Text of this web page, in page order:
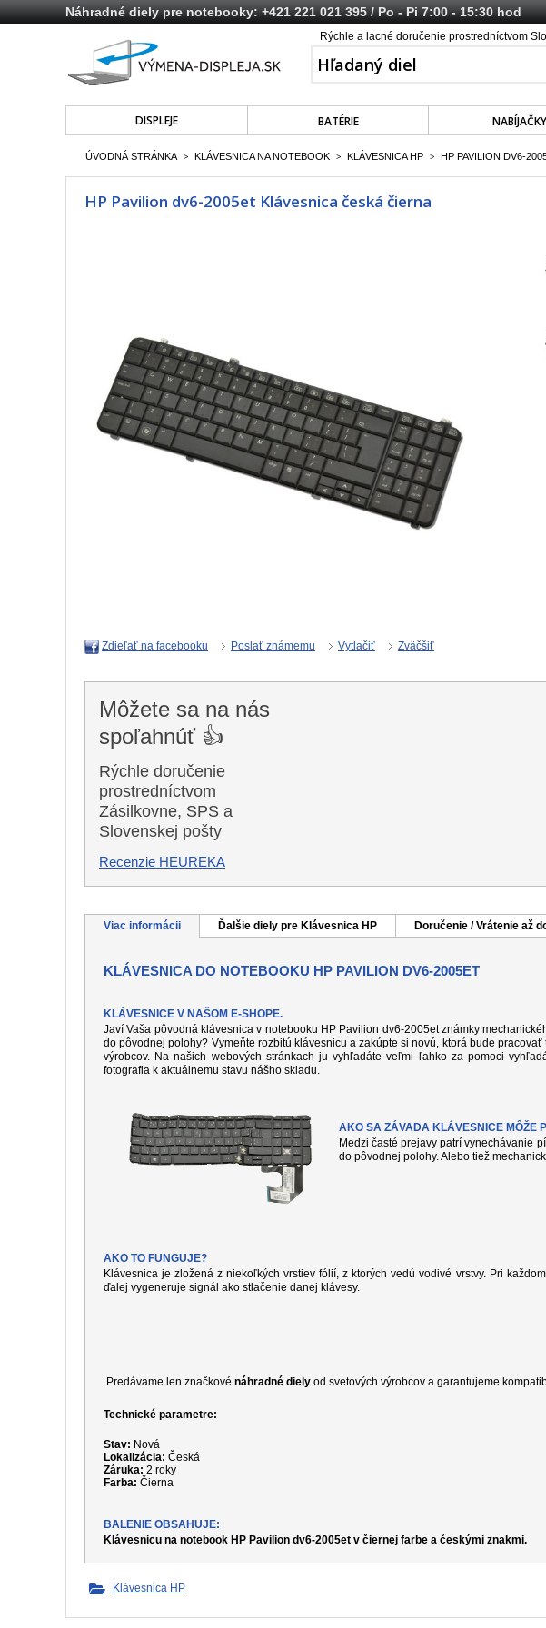
Náhradné diely pre notebooky:+421 221 021 395/ Po - Pi 7:00 - 15:30 hod
Rýchle a lacné doručenie prostredníctvom
DISPLEJE BATÉRIE NABÍJAČKY
ÚVODNÁ STRÁNKA > KLÁVESNICA NA NOTEBOOK > KLÁVESNICA HP > HP PAVILION DV6-
HP Pavilion dv6-2005et Klávesnica česká čierna
Zdieľať na facebooku Poslať známemu Vytlačiť Zväčšiť
Môžete sa na nás
spoľahnúť 👍
Rýchle doručenie
prostredníctvom
Zásilkovne, SPS a
Slovenskej pošty
Recenzie HEUREKA
Viac informácii Ďalšie diely pre Klávesnica HP Doručenie / Vrátenie až
KLÁVESNICA DO NOTEBOOKU HP PAVILION DV6-2005ET
KLÁVESNICE V NAŠOM E-SHOPE.
Javí Vaša pôvodná klávesnica v notebooku HP Pavilion dv6-2005et známky
do pôvodnej polohy? Vymeňte rozbitú klávesnicu a zakúpte si novú, ktorá bude
výrobcov. Na našich webových stránkach ju vyhľadáte veľmi ľahko za pomoci
fotografia k aktuálnemu stavu nášho skladu.
AKO SA ZÁVADA KLÁVESNICE MÔŽE
Medzi časté prejavy patrí vynechávanie
do pôvodnej polohy. Alebo tiež
AKO TO FUNGUJE?
Klávesnica je zložená z niekoľkých vrstiev fólií, z ktorých vedú vodivé vrstvy. Pri
ďalej vygeneruje signál ako stlačenie danej klávesy.
Predávame len značkové náhradné diely od svetových výrobcov a garantujeme
Technické parametre:
Stav: Nová
Lokalizácia: Česká
Záruka: 2 roky
Farba: Čierna
BALENIE OBSAHUJE:
Klávesnicu na notebook HP Pavilion dv6-2005et v čiernej farbe a českými znakmi.
Klávesnica HP